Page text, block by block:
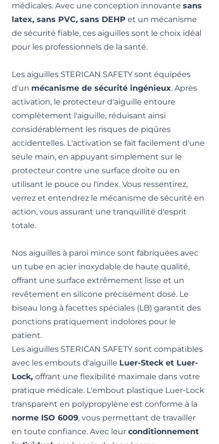
médicales. Avec une conception innovante sans
latex, sans PVC, sans DEHP et un mécanisme
de sécurité fiable, ces aiguilles sont le choix idéal
pour les professionnels de la santé.
Les aiguilles STERICAN SAFETY sont équipées
d'un mécanisme de sécurité ingénieux. Après
activation, le protecteur d'aiguille entoure
complètement l'aiguille, réduisant ainsi
considérablement les risques de piqûres
accidentelles. L'activation se fait facilement d'une
seule main, en appuyant simplement sur le
protecteur contre une surface droite ou en
utilisant le pouce ou l'index. Vous ressentirez,
verrez et entendrez le mécanisme de sécurité en
action, vous assurant une tranquillité d'esprit
totale.
Nos aiguilles à paroi mince sont fabriquées avec
un tube en acier inoxydable de haute qualité,
offrant une surface extrêmement lisse et un
revêtement en silicone précisément dosé. Le
biseau long à facettes spéciales (LB) garantit des
ponctions pratiquement indolores pour le
patient.
Les aiguilles STERICAN SAFETY sont compatibles
avec les embouts d'aiguille Luer-Steck et Luer-
Lock, offrant une flexibilité maximale dans votre
pratique médicale. L'embout plastique Luer-Lock
transparent en polypropylène est conforme à la
norme ISO 6009, vous permettant de travailler
en toute confiance. Avec leur conditionnement